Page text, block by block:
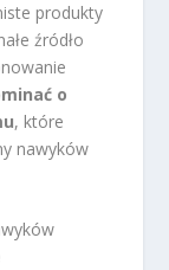
produkty
źródło
o
, które
nawyków